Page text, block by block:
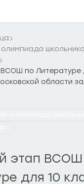
по Литературе
области
этап ВСОШ
для 10